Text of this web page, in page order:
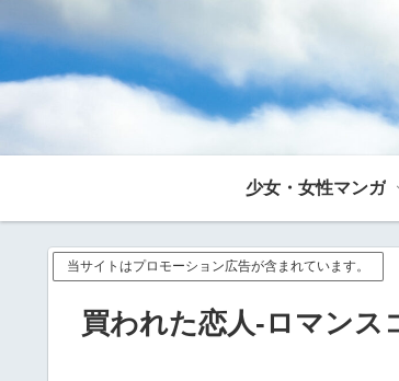
少女・女性マンガ
当サイトはプロモーション広告が含まれています。
買われた恋人-ロマンス